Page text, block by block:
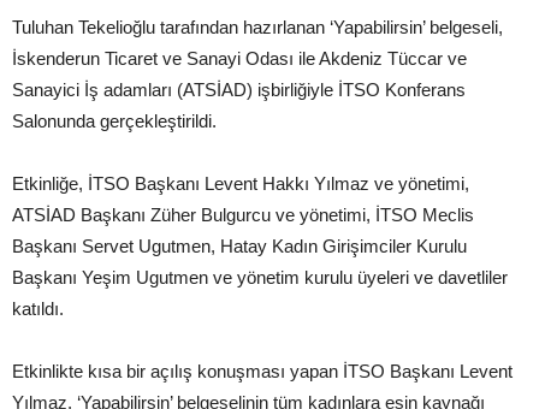
Tuluhan Tekelioğlu tarafından hazırlanan ‘Yapabilirsin’ belgeseli,
İskenderun Ticaret ve Sanayi Odası ile Akdeniz Tüccar ve
Sanayici İş adamları (ATSİAD) işbirliğiyle İTSO Konferans
Salonunda gerçekleştirildi.
Etkinliğe, İTSO Başkanı Levent Hakkı Yılmaz ve yönetimi,
ATSİAD Başkanı Züher Bulgurcu ve yönetimi, İTSO Meclis
Başkanı Servet Ugutmen, Hatay Kadın Girişimciler Kurulu
Başkanı Yeşim Ugutmen ve yönetim kurulu üyeleri ve davetliler
katıldı.
Etkinlikte kısa bir açılış konuşması yapan İTSO Başkanı Levent
Yılmaz, ‘Yapabilirsin’ belgeselinin tüm kadınlara esin kaynağı